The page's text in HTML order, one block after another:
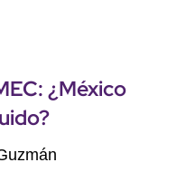
¿México